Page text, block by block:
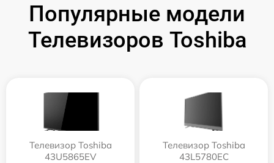
Популярные модели
Телевизоров Toshiba
Телевизор Toshiba
43U5865EV
Телевизор Toshiba
43L5780EC